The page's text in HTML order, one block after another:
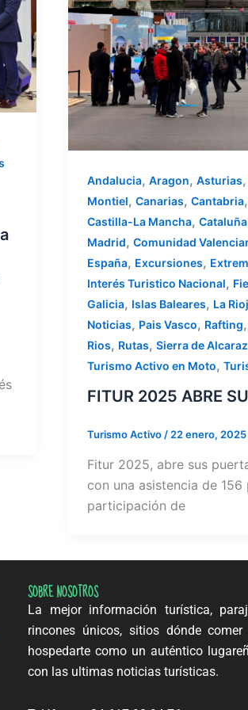
Andalucia, Aragon, Asturias,
Montiel, Canarias, Cantabria,
Castilla-La Mancha, Cataluña
Madrid, Comunidad
España, Excursiones,
Interés Turistico Nacional,
Galicia, Islas Baleares, La
Noticias, Pais Vasco, Rafting,
Rios, Rutas, Sierra de Alcaraz
Turismo Activo en Moto,
FITUR 2025 ABRE
Turismo Activo / 22 enero, 2025
Fitur 2025, abre sus
con una asistencia de 156
participación de
SOBRE NOSOTROS
La mejor información turística,
rincones únicos, sitios dónde
hospedarte como un auténtico
con las ultimas noticias turísticas.